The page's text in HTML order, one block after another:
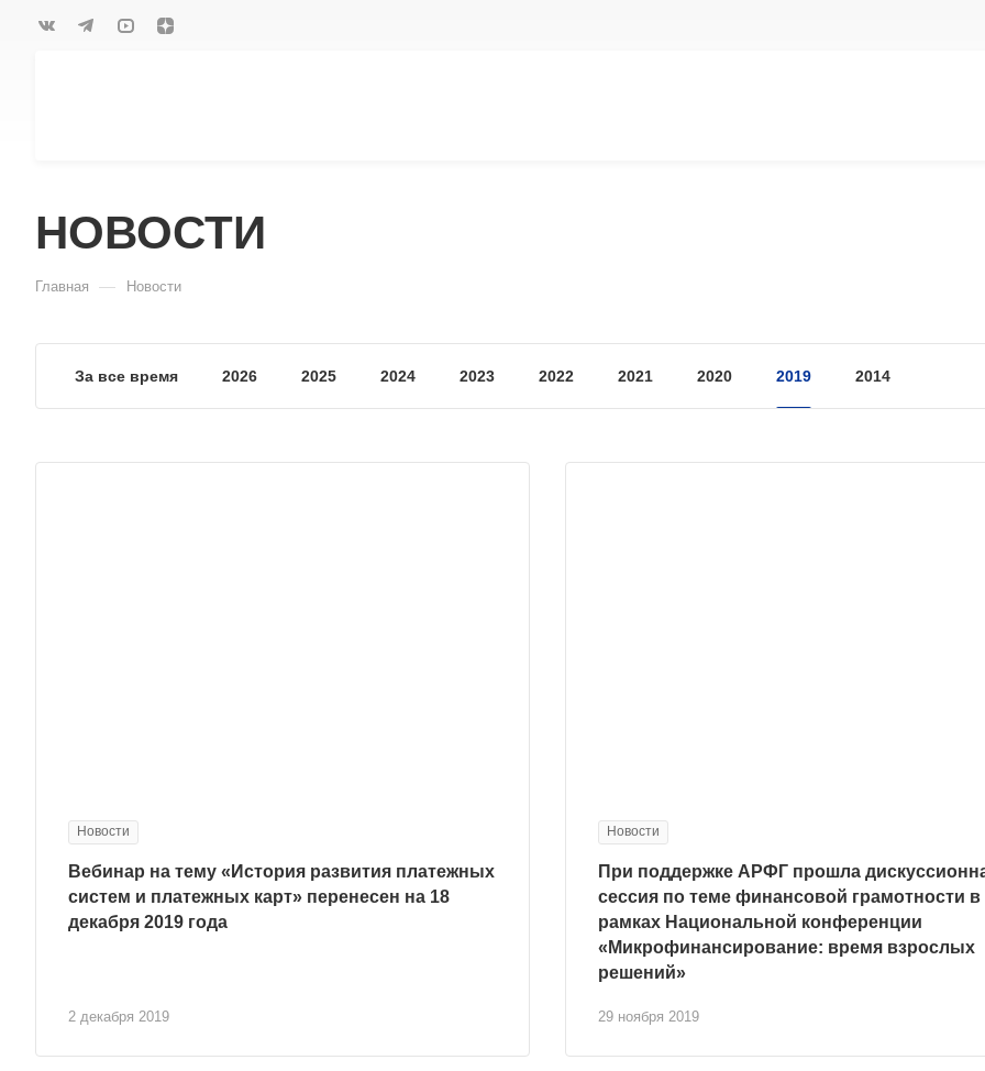
НОВОСТИ
Главная — Новости
За все время 2026 2025 2024 2023 2022 2021 2020 2019 2014
Новости
2 декабря 2019
Вебинар на тему «История развития платежных
систем и платежных карт» перенесен на 18
декабря 2019 года
Новости
29 ноября 2019
При поддержке АРФГ прошла
сессия по теме финансовой грамотности в
рамках Национальной конференции
«Микрофинансирование: время взрослых
решений»